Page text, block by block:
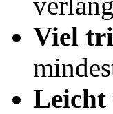
Viel
Leicht